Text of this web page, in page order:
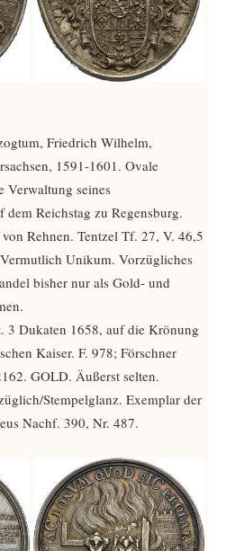
Friedrich Wilhelm,
1591-1601. Ovale
Verwaltung seines
dem Reichstag zu Regensburg.
Rehnen. Tentzel Tf. 27, V. 46,5
Unikum. Vorzügliches
bisher nur als Gold- und
3 Dukaten 1658, auf die Krönung
Kaiser. F. 978; Förschner
GOLD. Äußerst selten.
Stempelglanz. Exemplar der
Nachf. 390, Nr. 487.